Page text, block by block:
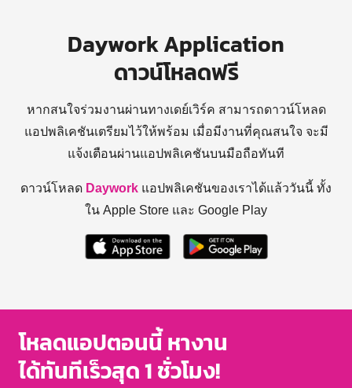
Daywork Application
ดาวน์โหลดฟรี
หากสนใจร่วมงานผ่านทางเดย์เวิร์ค สามารถดาวน์โหลด
แอปพลิเคชันเตรียมไว้ให้พร้อม เมื่อมีงานที่คุณสนใจ จะมี
แจ้งเตือนผ่านแอปพลิเคชันบนมือถือทันที
ดาวน์โหลด Daywork แอปพลิเคชันของเราได้แล้ววันนี้ ทั้ง
ใน Apple Store และ Google Play
โหลดแอปตอนนี้ หางาน
ได้ทันทีเร็วสุด 1 ชั่วโมง!